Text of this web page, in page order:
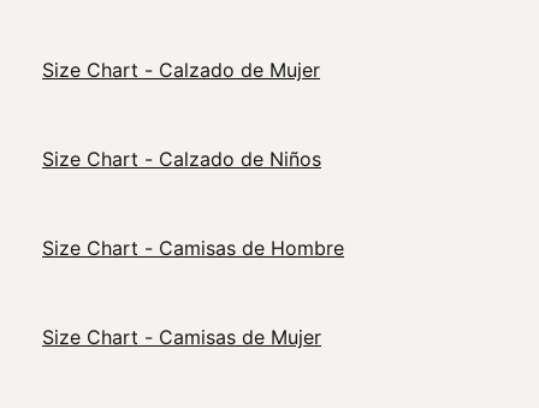
Size Chart - Calzado de Mujer
Size Chart - Calzado de Niños
Size Chart - Camisas de Hombre
Size Chart - Camisas de Mujer